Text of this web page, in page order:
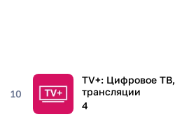
10
TV+: Цифровое ТВ,
трансляции
4